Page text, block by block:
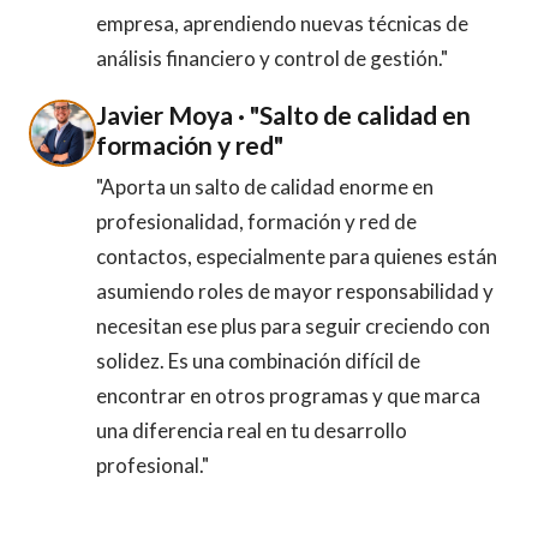
empresa, aprendiendo nuevas técnicas de
análisis financiero y control de gestión."
Javier Moya · "Salto de calidad en
formación y red"
"Aporta un salto de calidad enorme en
profesionalidad, formación y red de
contactos, especialmente para quienes están
asumiendo roles de mayor responsabilidad y
necesitan ese plus para seguir creciendo con
solidez. Es una combinación difícil de
encontrar en otros programas y que marca
una diferencia real en tu desarrollo
profesional."